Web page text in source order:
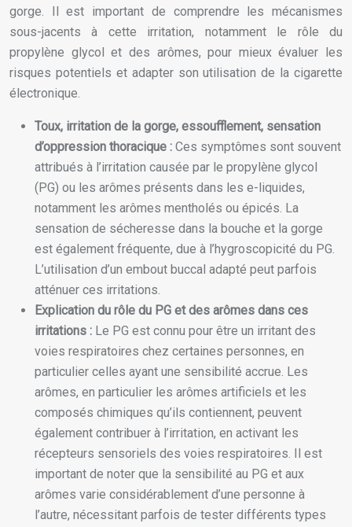
gorge. Il est important de comprendre les mécanismes
sous-jacents à cette irritation, notamment le rôle du
propylène glycol et des arômes, pour mieux évaluer les
risques potentiels et adapter son utilisation de la cigarette
électronique.
Toux, irritation de la gorge, essoufflement, sensation
d’oppression thoracique : Ces symptômes sont souvent
attribués à l’irritation causée par le propylène glycol
(PG) ou les arômes présents dans les e-liquides,
notamment les arômes mentholés ou épicés. La
sensation de sécheresse dans la bouche et la gorge
est également fréquente, due à l’hygroscopicité du PG.
L’utilisation d’un embout buccal adapté peut parfois
atténuer ces irritations.
Explication du rôle du PG et des arômes dans ces
irritations : Le PG est connu pour être un irritant des
voies respiratoires chez certaines personnes, en
particulier celles ayant une sensibilité accrue. Les
arômes, en particulier les arômes artificiels et les
composés chimiques qu’ils contiennent, peuvent
également contribuer à l’irritation, en activant les
récepteurs sensoriels des voies respiratoires. Il est
important de noter que la sensibilité au PG et aux
arômes varie considérablement d’une personne à
l’autre, nécessitant parfois de tester différents types